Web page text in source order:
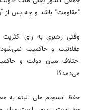
"مقاومت" باشد و چه پس از آن
وقتی رهبری به رای اکثریت
عقلانیت و حاکمیت
اختلاف میان دولت و
می‌دمد؟!
حفظ انسجام ملی البته به